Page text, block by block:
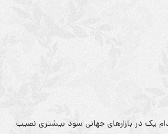
یک در بازارهای جهانی سود بیشتری نصیب